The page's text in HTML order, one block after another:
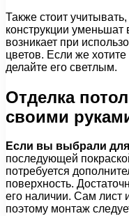
Также стоит
конструкции
возникает при
цветов. Если же
делайте его светлым.
Отделка
своими
Если вы выбрали для
последующей
потребуется
поверхность.
его наличии. Сам лист
поэтому монтаж